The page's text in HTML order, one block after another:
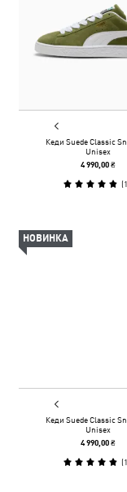
Кеди Suede Classic
Unisex
4 990,00 ₴
(
НОВИНКА
Кеди Suede Classic
Unisex
4 990,00 ₴
(